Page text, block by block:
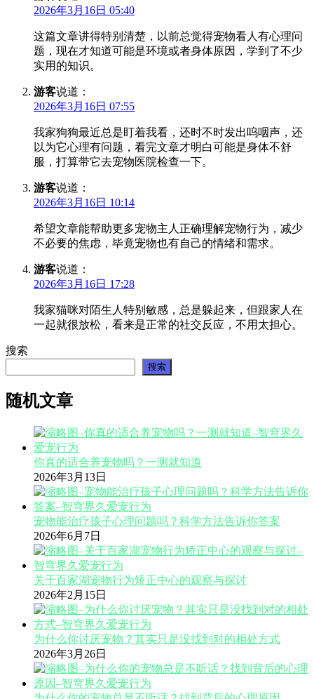
2026年3月16日 05:40
这篇文章讲得特别清楚，以前总觉得宠物看人有心理问
题，现在才知道可能是环境或者身体原因，学到了不少
实用的知识。
游客说道：
2026年3月16日 07:55
我家狗狗最近总是盯着我看，还时不时发出呜咽声，还
以为它心理有问题，看完文章才明白可能是身体不舒
服，打算带它去宠物医院检查一下。
游客说道：
2026年3月16日 10:14
希望文章能帮助更多宠物主人正确理解宠物行为，减少
不必要的焦虑，毕竟宠物也有自己的情绪和需求。
游客说道：
2026年3月16日 17:28
我家猫咪对陌生人特别敏感，总是躲起来，但跟家人在
一起就很放松，看来是正常的社交反应，不用太担心。
搜索
搜索
随机文章
你真的适合养宠物吗？一测就知道
2026年3月13日
宠物能治疗孩子心理问题吗？科学方法告诉你答案
2026年6月7日
关于百家湖宠物行为矫正中心的观察与探讨
2026年2月15日
为什么你讨厌宠物？其实只是没找到对的相处方式
2026年3月26日